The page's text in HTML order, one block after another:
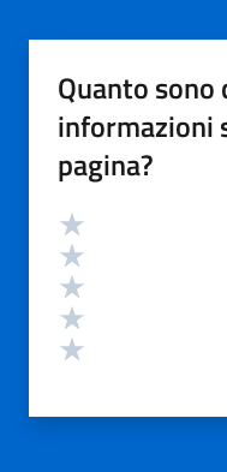
Quanto sono
informazioni
pagina?
Valutazione